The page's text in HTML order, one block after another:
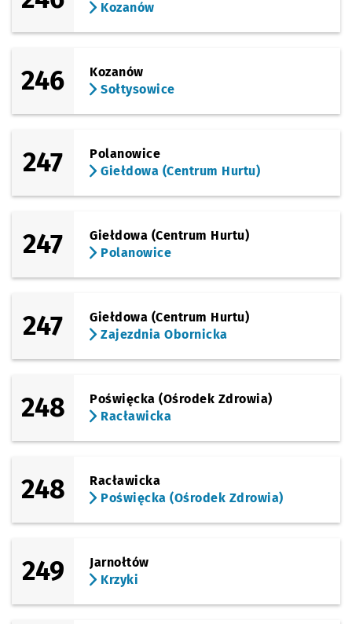
Kozanów
246
Kozanów
Sołtysowice
247
Polanowice
Giełdowa (Centrum Hurtu)
247
Giełdowa (Centrum Hurtu)
Polanowice
247
Giełdowa (Centrum Hurtu)
Zajezdnia Obornicka
248
Poświęcka (Ośrodek Zdrowia)
Racławicka
248
Racławicka
Poświęcka (Ośrodek Zdrowia)
249
Jarnołtów
Krzyki